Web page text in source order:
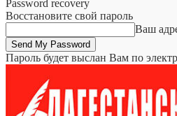
Password recovery
Восстановите свой пароль
Ваш
Пароль будет выслан Вам по